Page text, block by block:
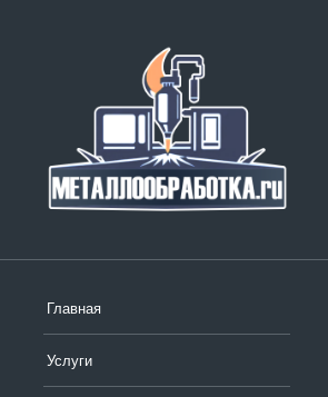
Главная
Услуги